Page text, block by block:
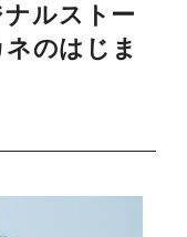
ルストー
のはじま